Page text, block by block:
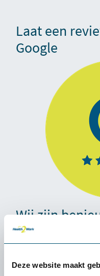
Deze website maakt
Laat een
Google
Wij zijn
ervaring!
Trustpilot